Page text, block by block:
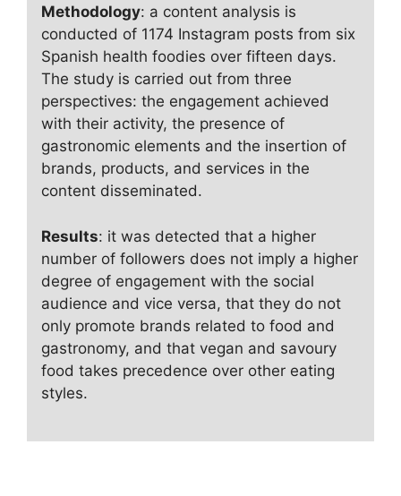
Methodology: a content analysis is
conducted of 1174 Instagram posts from six
Spanish health foodies over fifteen days.
The study is carried out from three
perspectives: the engagement achieved
with their activity, the presence of
gastronomic elements and the insertion of
brands, products, and services in the
content disseminated.
Results: it was detected that a higher
number of followers does not imply a higher
degree of engagement with the social
audience and vice versa, that they do not
only promote brands related to food and
gastronomy, and that vegan and savoury
food takes precedence over other eating
styles.